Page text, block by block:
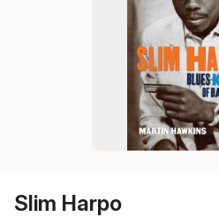
Slim Harpo